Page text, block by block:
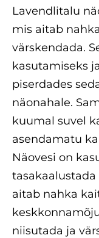
Lavendlitalu
mis aitab
värskendada.
kasutamiseks
piserdades
näonahale.
kuumal suvel
asendamatu
Näovesi on
aitab nahka
niisutada ja